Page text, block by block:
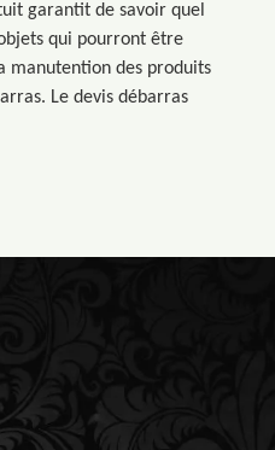
garantit de savoir quel
qui pourront être
manutention des produits
Le devis débarras